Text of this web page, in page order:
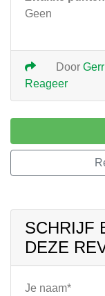
Geen
Door
Reageer
SCHRIJF
DEZE
Je naam*